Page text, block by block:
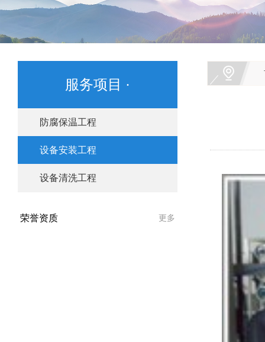
服务项目 ·
防腐保温工程
设备安装工程
设备清洗工程
更多
荣誉资质